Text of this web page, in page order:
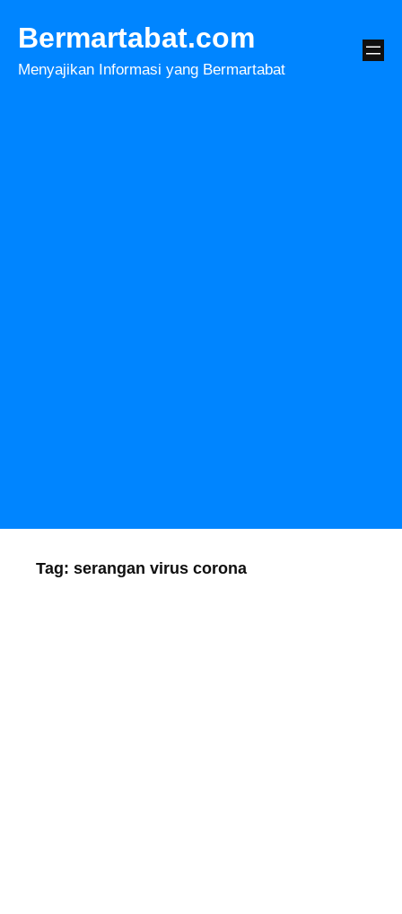
konten
Bermartabat.com
Menyajikan Informasi yang Bermartabat
Tag: serangan virus corona